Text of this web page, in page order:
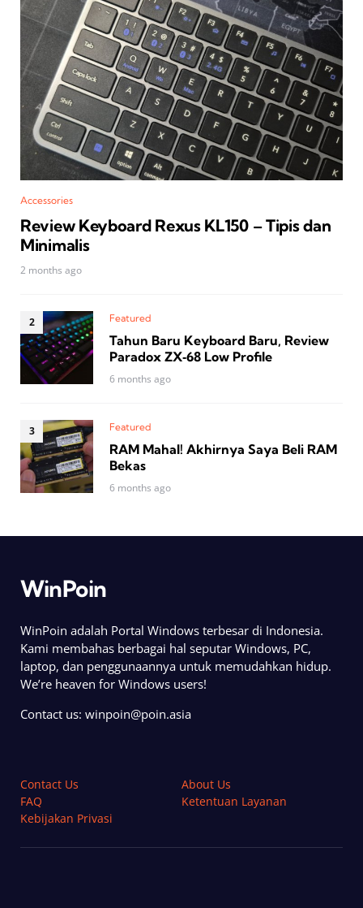
Accessories
Review Keyboard Rexus KL150 – Tipis dan
Minimalis
2 months ago
Featured
Tahun Baru Keyboard Baru, Review
Paradox ZX‑68 Low Profile
6 months ago
Featured
RAM Mahal! Akhirnya Saya Beli RAM
Bekas
6 months ago
WinPoin
WinPoin adalah Portal Windows terbesar di Indonesia.
Kami membahas berbagai hal seputar Windows, PC,
laptop, dan penggunaannya untuk memudahkan hidup.
We’re heaven for Windows users!
Contact us: winpoin@poin.asia
Contact Us
About Us
FAQ
Ketentuan Layanan
Kebijakan Privasi